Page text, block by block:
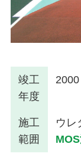
竣工
年度
2000
施工
範囲
ウレ